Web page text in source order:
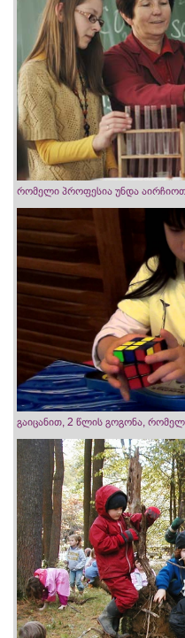
რომელი პროფესია უნდა
გაიცანით, 2 წლის გოგონა,